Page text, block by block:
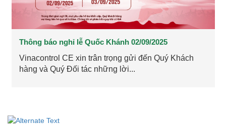
Thông báo nghỉ lễ Quốc Khánh 02/09/2025
Vinacontrol CE xin trân trọng gửi đến Quý Khách
hàng và Quý Đối tác những lời...